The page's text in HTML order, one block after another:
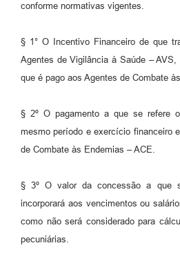
conforme normativas vigentes.
§ 1° O Incentivo Financeiro de que
Agentes de Vigilância à Saúde –
que é pago aos Agentes de Combate
§ 2º O pagamento a que se refere
mesmo período e exercício financeiro
de Combate às Endemias – ACE.
§ 3º O valor da concessão a que
incorporará aos vencimentos ou
como não será considerado para
pecuniárias.